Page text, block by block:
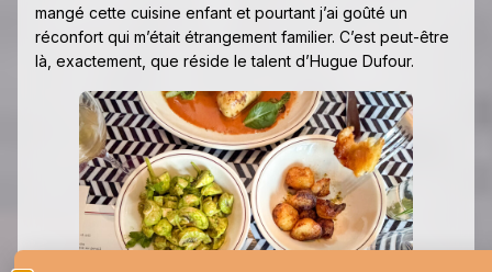
mangé cette cuisine enfant et pourtant j’ai goûté un
réconfort qui m’était étrangement familier. C’est peut-être
là, exactement, que réside le talent d’Hugue Dufour.